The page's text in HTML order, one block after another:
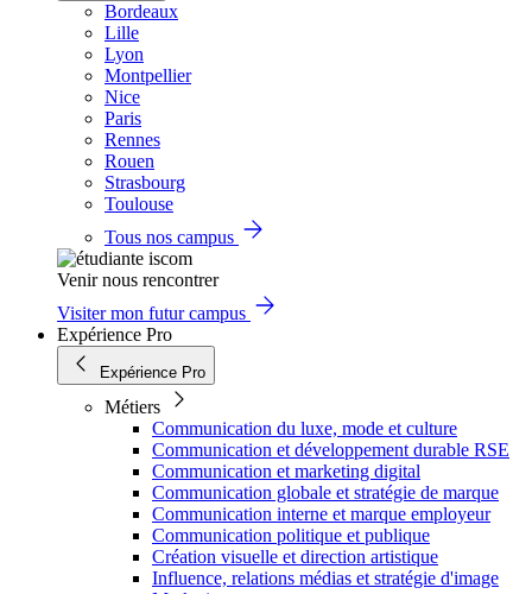
Bordeaux
Lille
Lyon
Montpellier
Nice
Paris
Rennes
Rouen
Strasbourg
Toulouse
Tous nos campus
Venir nous rencontrer
Visiter mon futur campus
Expérience Pro
Expérience Pro
Métiers
Communication du luxe, mode et culture
Communication et développement durable RSE
Communication et marketing digital
Communication globale et stratégie de marque
Communication interne et marque employeur
Communication politique et publique
Création visuelle et direction artistique
Influence, relations médias et stratégie d'image